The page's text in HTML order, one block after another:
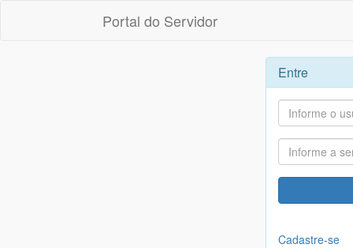
Portal do Servidor
Entre
Cadastre-se